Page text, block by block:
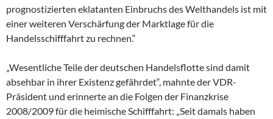
prognostizierten eklatanten Einbruchs des Welthandels ist mit
einer weiteren Verschärfung der Marktlage für die
Handelsschifffahrt zu rechnen.“
„Wesentliche Teile der deutschen Handelsflotte sind damit
absehbar in ihrer Existenz gefährdet“, mahnte der VDR-
Präsident und erinnerte an die Folgen der Finanzkrise
2008/2009 für die heimische Schifffahrt: „Seit damals haben